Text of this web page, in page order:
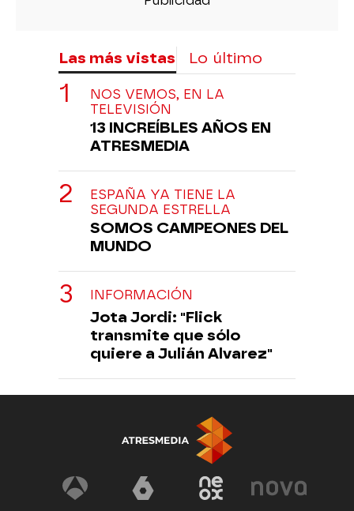
Las más vistas Lo último
NOS VEMOS, EN LA
TELEVISIÓN
13 INCREÍBLES AÑOS EN
ATRESMEDIA
ESPAÑA YA TIENE LA
SEGUNDA ESTRELLA
SOMOS CAMPEONES DEL
MUNDO
INFORMACIÓN
Jota Jordi: "Flick
transmite que sólo
quiere a Julián Alvarez"